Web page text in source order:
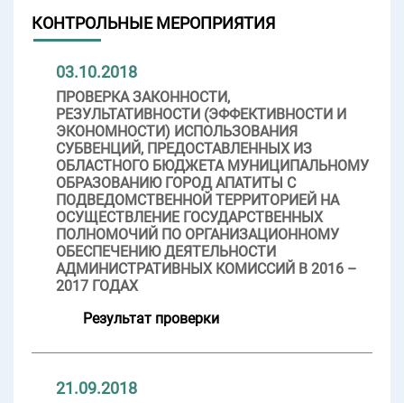
КОНТРОЛЬНЫЕ МЕРОПРИЯТИЯ
03.10.2018
ПРОВЕРКА ЗАКОННОСТИ,
РЕЗУЛЬТАТИВНОСТИ (ЭФФЕКТИВНОСТИ И
ЭКОНОМНОСТИ) ИСПОЛЬЗОВАНИЯ
СУБВЕНЦИЙ, ПРЕДОСТАВЛЕННЫХ ИЗ
ОБЛАСТНОГО БЮДЖЕТА МУНИЦИПАЛЬНОМУ
ОБРАЗОВАНИЮ ГОРОД АПАТИТЫ С
ПОДВЕДОМСТВЕННОЙ ТЕРРИТОРИЕЙ НА
ОСУЩЕСТВЛЕНИЕ ГОСУДАРСТВЕННЫХ
ПОЛНОМОЧИЙ ПО ОРГАНИЗАЦИОННОМУ
ОБЕСПЕЧЕНИЮ ДЕЯТЕЛЬНОСТИ
АДМИНИСТРАТИВНЫХ КОМИССИЙ В 2016 –
2017 ГОДАХ
Результат проверки
21.09.2018